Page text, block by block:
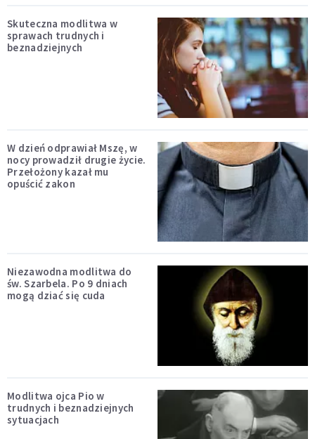
Skuteczna modlitwa w
sprawach trudnych i
beznadziejnych
W dzień odprawiał Mszę, w
nocy prowadził drugie życie.
Przełożony kazał mu
opuścić zakon
Niezawodna modlitwa do
św. Szarbela. Po 9 dniach
mogą dziać się cuda
Modlitwa ojca Pio w
trudnych i beznadziejnych
sytuacjach